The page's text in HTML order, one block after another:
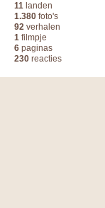
11 landen
1.380 foto's
92 verhalen
1 filmpje
6 paginas
230 reacties